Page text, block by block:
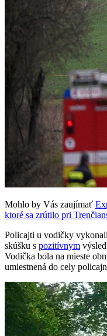
Mohlo by Vás zaujímať
ktoré sa zrútilo pri
Policajti u vodičky
skúšku s pozitívnym
Vodička bola na mieste
umiestnená do cely